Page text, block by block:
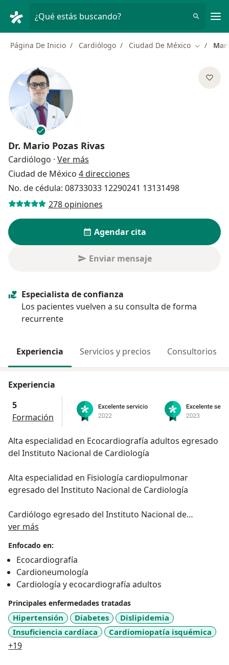
¿Qué estás buscando?
Página De Inicio Cardiólogo Ciudad De México Cambiar
Dr. Mario Pozas Rivas
Cardiólogo · Ver más
Ciudad de México 4 direcciones
No. de cédula: 08733033 12290241 13131498
278 opiniones
Agendar cita
Enviar mensaje
Especialista de confianza
Los pacientes vuelven a su consulta de forma
recurrente
Experiencia Servicios y precios Consultorios
Experiencia
5
Formación
Alta especialidad en Ecocardiografía adultos egresado
del Instituto Nacional de Cardiología
Alta especialidad en Fisiología cardiopulmonar
egresado del Instituto Nacional de Cardiología
Cardiólogo egresado del Instituto Nacional de
Cardiología y certificado por el consejo Mexicano de
Internista certificado por el consejo Mexicano de
Medicina Interna
ver más
Enfocado en:
Ecocardiografía
Cardioneumología
Cardiología y ecocardiografía adultos
Principales enfermedades tratadas
Hipertensión Diabetes
Dislipidemia
Insuficiencia cardíaca
Cardiomiopatía isquémica
+19a11y_sr_more_diseases